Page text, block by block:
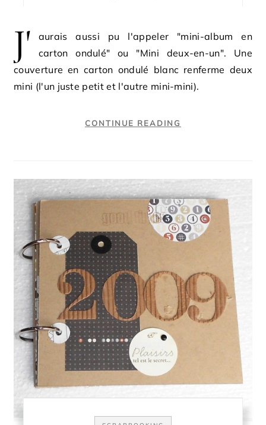
J'
aurais aussi pu l'appeler "mini-album en
carton ondulé" ou "Mini deux-en-un". Une
couverture en carton ondulé blanc renferme deux
mini (l'un juste petit et l'autre mini-mini).
CONTINUE READING